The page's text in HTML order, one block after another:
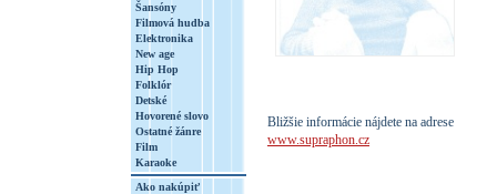
Šansóny
Filmová hudba
Elektronika
New age
Hip Hop
Folklór
Detské
Hovorené slovo
Ostatné žánre
Film
Karaoke
Ako nakúpiť
Bližšie informácie nájdete na adrese
www.supraphon.cz